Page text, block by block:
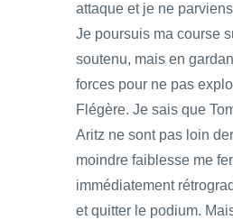
attaque et je ne
Je poursuis ma course
soutenu, mais en
forces pour ne pas
Flégère. Je sais que
Aritz ne sont pas loin
moindre faiblesse me
immédiatement
et quitter le podium.